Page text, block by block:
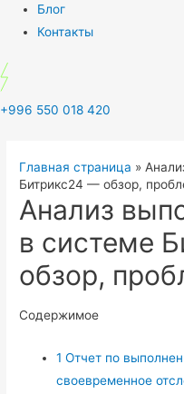
Блог
Контакты
+996 550 018 420
Главная страница »
Битрикс24 — обзор,
Анализ
в системе
обзор,
Содержимое
1 Отчет по
своевременное